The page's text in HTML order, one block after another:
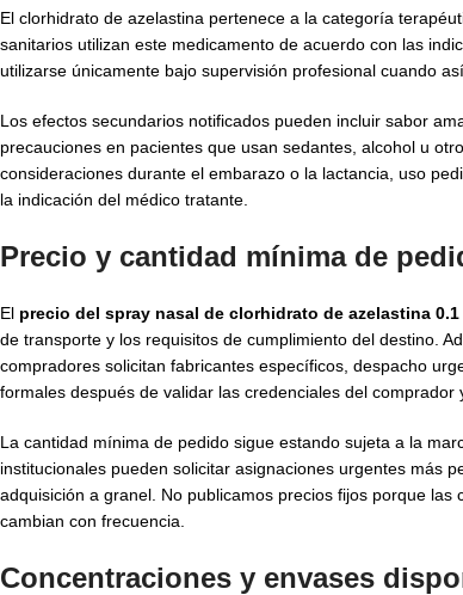
El clorhidrato de azelastina pertenece a la categoría
sanitarios utilizan este medicamento de acuerdo con las
utilizarse únicamente bajo supervisión profesional cuando
Los efectos secundarios notificados pueden incluir sabor
precauciones en pacientes que usan sedantes, alcohol u
consideraciones durante el embarazo o la lactancia, uso
la indicación del médico tratante.
Precio y cantidad mínima de
El precio del spray nasal de clorhidrato de azelastina 0.1
de transporte y los requisitos de cumplimiento del destino.
compradores solicitan fabricantes específicos, despacho
formales después de validar las credenciales del comprador
La cantidad mínima de pedido sigue estando sujeta a la
institucionales pueden solicitar asignaciones urgentes más
adquisición a granel. No publicamos precios fijos porque
cambian con frecuencia.
Concentraciones y envases